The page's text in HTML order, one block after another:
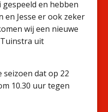
en hebben
en Jesse er ook zeker
wij een nieuwe
uit
seizoen dat op 22
10.30 uur tegen